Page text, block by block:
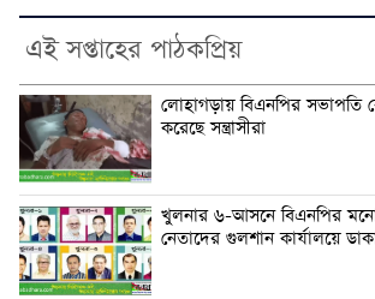
এই সপ্তাহের পাঠকপ্রিয়
লোহাগড়ায় বিএনপির
করেছে সন্ত্রাসীরা
খুলনার ৬-আসনে বিএনপির
নেতাদের গুলশান কার্যালয়ে